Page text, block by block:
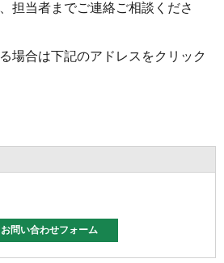
担当者までご連絡ご相談くださ
場合は下記のアドレスをクリック